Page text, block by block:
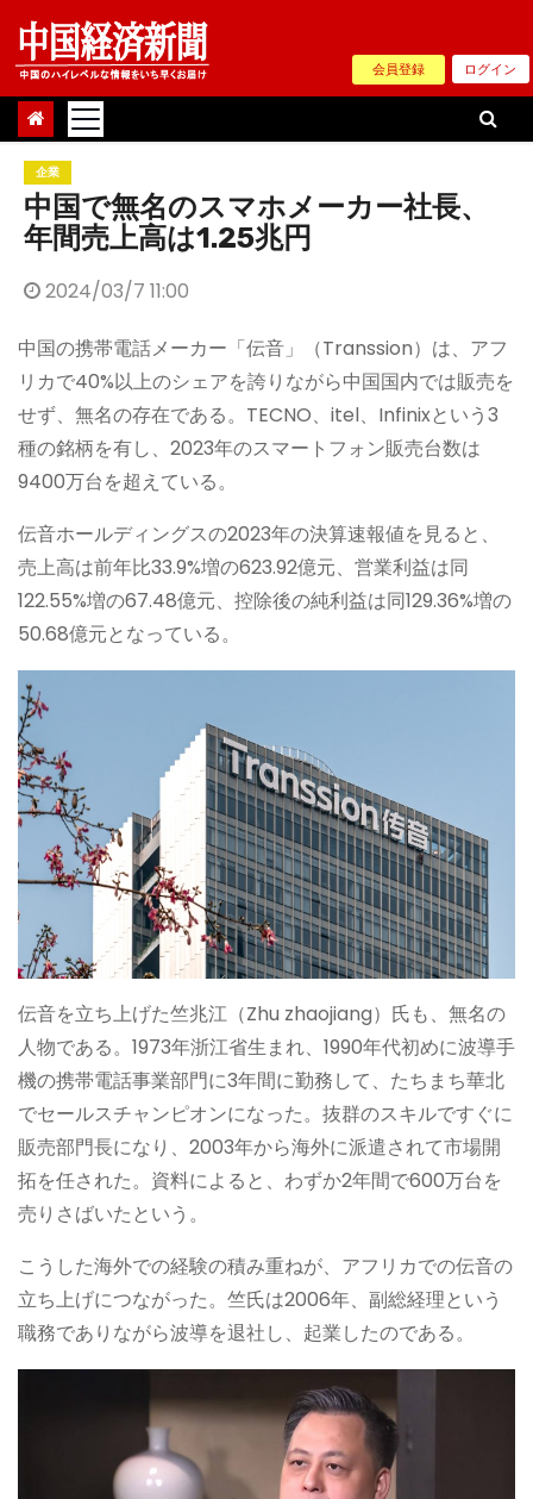
Skip
content
会員登録 ログイン
企業
中国で無名のスマホメーカー社長、
年間売上高は1.25兆円
2024/03/7 11:00
中国の携帯電話メーカー「伝音」（Transsion）は、アフ
リカで40%以上のシェアを誇りながら中国国内では販売を
せず、無名の存在である。TECNO、itel、Infinixという3
種の銘柄を有し、2023年のスマートフォン販売台数は
9400万台を超えている。
伝音ホールディングスの2023年の決算速報値を見ると、
売上高は前年比33.9%増の623.92億元、営業利益は同
122.55%増の67.48億元、控除後の純利益は同129.36%増の
50.68億元となっている。
伝音を立ち上げた竺兆江（Zhu zhaojiang）氏も、無名の
人物である。1973年浙江省生まれ、1990年代初めに波導手
機の携帯電話事業部門に3年間に勤務して、たちまち華北
でセールスチャンピオンになった。抜群のスキルですぐに
販売部門長になり、2003年から海外に派遣されて市場開
拓を任された。資料によると、わずか2年間で600万台を
売りさばいたという。
こうした海外での経験の積み重ねが、アフリカでの伝音の
立ち上げにつながった。竺氏は2006年、副総経理という
職務でありながら波導を退社し、起業したのである。